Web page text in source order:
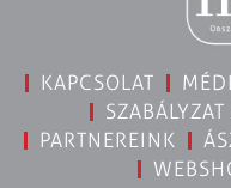
KAPCSOLAT
PARTNEREINK